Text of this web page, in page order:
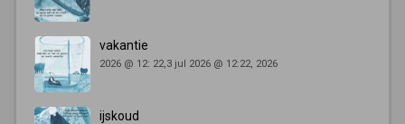
vakantie
2026 @ 12: 22,3 jul 2026 @ 12:22, 2026
ijskoud